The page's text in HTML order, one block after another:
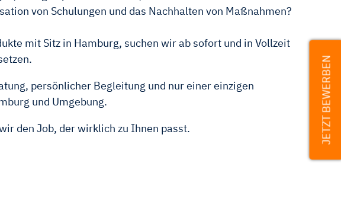
von Schulungen und das Nachhalten von Maßnahmen?
mit Sitz in Hamburg, suchen wir ab sofort und in Vollzeit
persönlicher Begleitung und nur einer einzigen
und Umgebung.
den Job, der wirklich zu Ihnen passt.
JETZT BEWERBEN